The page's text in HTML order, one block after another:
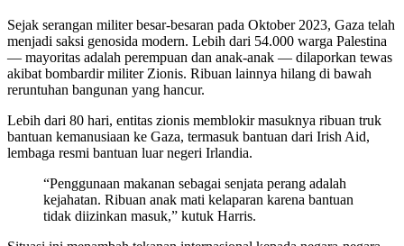
Sejak serangan militer besar-besaran pada Oktober 2023, Gaza telah
menjadi saksi genosida modern. Lebih dari 54.000 warga Palestina
— mayoritas adalah perempuan dan anak-anak — dilaporkan tewas
akibat bombardir militer Zionis. Ribuan lainnya hilang di bawah
reruntuhan bangunan yang hancur.
Lebih dari 80 hari, entitas zionis memblokir masuknya ribuan truk
bantuan kemanusiaan ke Gaza, termasuk bantuan dari Irish Aid,
lembaga resmi bantuan luar negeri Irlandia.
“Penggunaan makanan sebagai senjata perang adalah
kejahatan. Ribuan anak mati kelaparan karena bantuan
tidak diizinkan masuk,” kutuk Harris.